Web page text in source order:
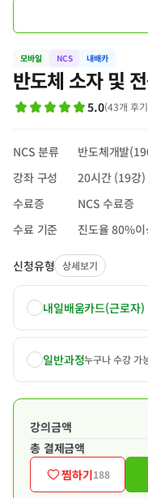
모바일 NCS 내배카
반도체 소자 및
5.0(43개 후기
NCS 분류
반도체개발
강좌 구성
20시간 (19강)
수료증
NCS 수료증
수료 기준
진도율 80%
신청유형 상세보기
내일배움카드(근로자)
일반과정누구나 수강 가
강의금액
총 결제금액
찜하기188